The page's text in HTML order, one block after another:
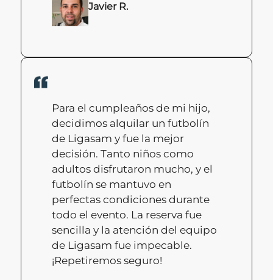
Javier R.
Para el cumpleaños de mi hijo,
decidimos alquilar un futbolín
de Ligasam y fue la mejor
decisión. Tanto niños como
adultos disfrutaron mucho, y el
futbolín se mantuvo en
perfectas condiciones durante
todo el evento. La reserva fue
sencilla y la atención del equipo
de Ligasam fue impecable.
¡Repetiremos seguro!